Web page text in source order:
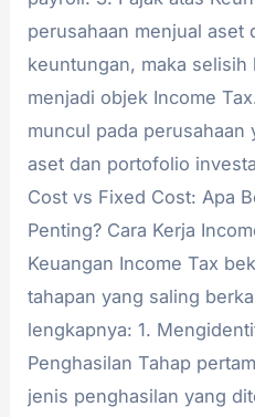
perusahaan menjual aset
keuntungan, maka
menjadi objek Income
muncul pada perusahaan
aset dan portofolio
Cost vs Fixed Cost: Apa
Penting? Cara Kerja
Keuangan Income Tax
tahapan yang saling
lengkapnya: 1.
Penghasilan Tahap
jenis penghasilan yang